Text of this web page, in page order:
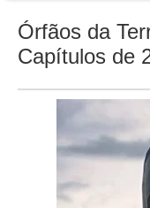
Órfãos da
Capítulos de